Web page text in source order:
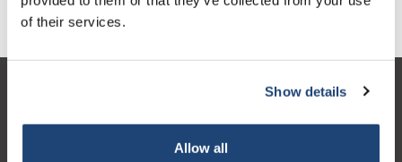
of their services.
Show details
Allow all
Informatie